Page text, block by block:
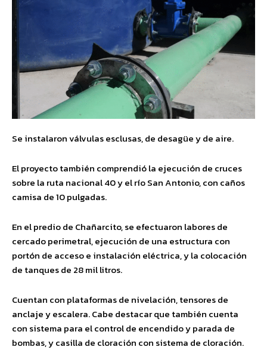
Se instalaron válvulas esclusas, de desagüe y de aire.
El proyecto también comprendió la ejecución de cruces
sobre la ruta nacional 40 y el río San Antonio, con caños
camisa de 10 pulgadas.
En el predio de Chañarcito, se efectuaron labores de
cercado perimetral, ejecución de una estructura con
portón de acceso e instalación eléctrica, y la colocación
de tanques de 28 mil litros.
Cuentan con plataformas de nivelación, tensores de
anclaje y escalera. Cabe destacar que también cuenta
con sistema para el control de encendido y parada de
bombas, y casilla de cloración con sistema de cloración.